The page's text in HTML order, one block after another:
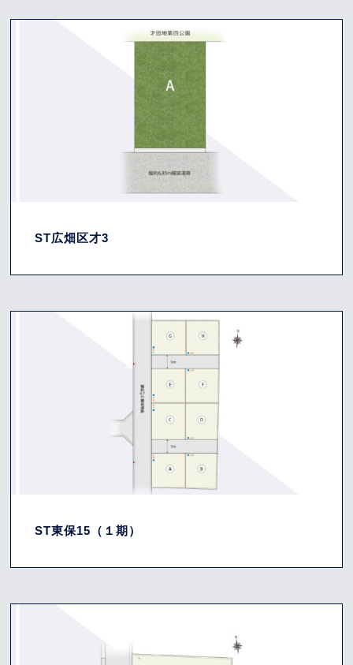
ST広畑区才3
ST東保15（１期）